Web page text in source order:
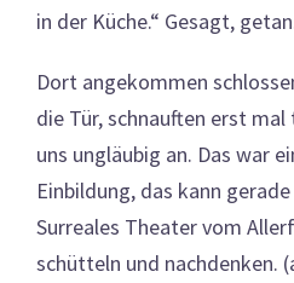
in der Küche.“ Gesagt,
Dort angekommen
die Tür, schnauften erst
uns ungläubig an. Das war
Einbildung, das kann
Surreales Theater vom
schütteln und nachdenken.